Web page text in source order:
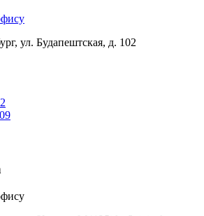
ул. Будапештская, д. 102